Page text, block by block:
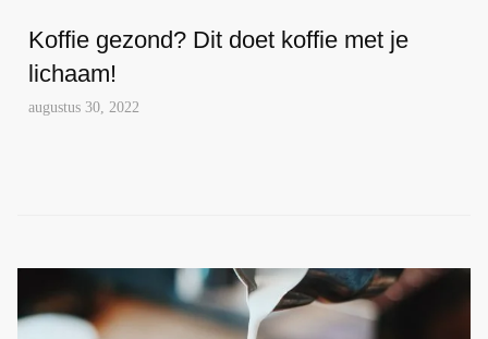
Koffie gezond? Dit doet koffie met je
lichaam!
augustus 30, 2022